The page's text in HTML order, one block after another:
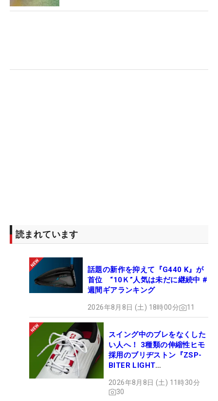
読まれています
話題の新作を抑えて『G440 K』が
首位 “10Ｋ”人気は未だに継続中 #
週間ギアランキング
2026年8月8日 (土) 18時00分 11
スイング中のブレをなくした
い人へ！ 3種類の伸縮性ヒモ
採用のブリヂストン『ZSP-
BITER LIGHT
ュー
2026年8月8日 (土) 11時30分
30